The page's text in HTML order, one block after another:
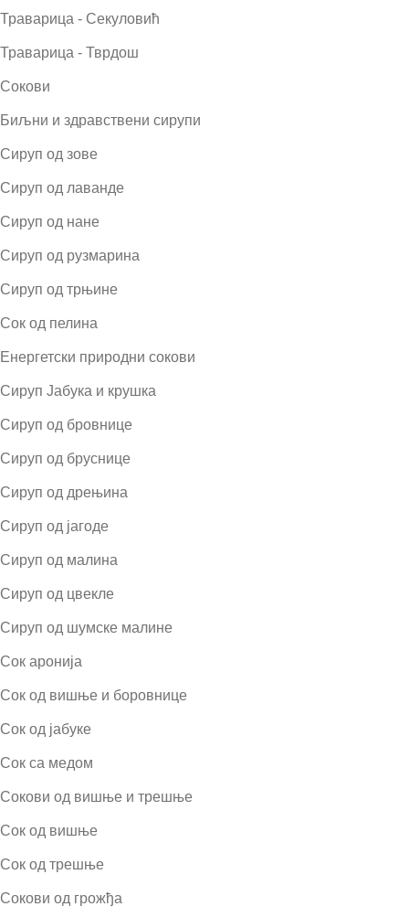
Траварица - Секуловић
Траварица - Тврдош
Сокови
Биљни и здравствени сирупи
Сируп од зове
Сируп од лаванде
Сируп од нане
Сируп од рузмарина
Сируп од трњине
Сок од пелина
Енергетски природни сокови
Сируп Јабука и крушка
Сируп од бровнице
Сируп од бруснице
Сируп од дрењина
Сируп од јагоде
Сируп од малина
Сируп од цвекле
Сируп од шумске малине
Сок аронија
Сок од вишње и боровнице
Сок од јабуке
Сок са медом
Сокови од вишње и трешње
Сок од вишње
Сок од трешње
Сокови од грожђа